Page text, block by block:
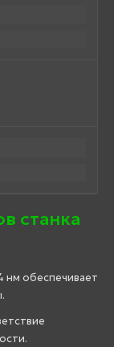
станка
нм обеспечивает